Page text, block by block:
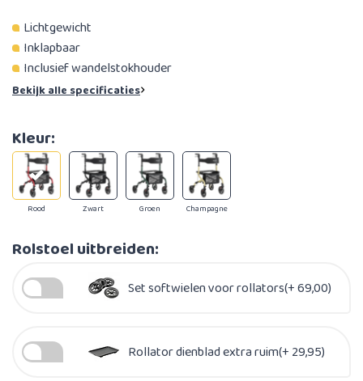
Lichtgewicht
Inklapbaar
Inclusief wandelstokhouder
Bekijk alle specificaties
Zwart Groen
Kleur:
Rood Champagne
Rolstoel uitbreiden:
Set softwielen voor rollators(+ 69,00)
Rollator dienblad extra ruim(+ 29,95)